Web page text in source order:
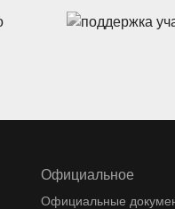
Официальное
Официальные